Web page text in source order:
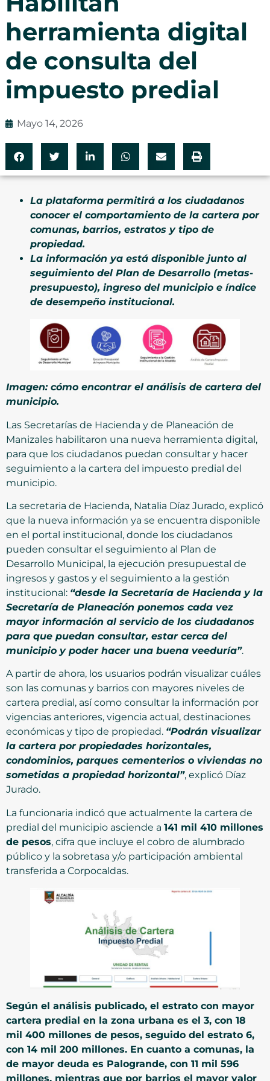
herramienta digital
de consulta del
impuesto predial
Mayo 14, 2026
La plataforma permitirá a los ciudadanos
conocer el comportamiento de la cartera por
comunas, barrios, estratos y tipo de
propiedad.
La información ya está disponible junto al
seguimiento del Plan de Desarrollo (metas-
presupuesto), ingreso del municipio e índice
de desempeño institucional.
Imagen: cómo encontrar el análisis de cartera del
municipio.
Las Secretarías de Hacienda y de Planeación de
Manizales habilitaron una nueva herramienta digital,
para que los ciudadanos puedan consultar y hacer
seguimiento a la cartera del impuesto predial del
municipio.
La secretaria de Hacienda, Natalia Díaz Jurado, explicó
que la nueva información ya se encuentra disponible
en el portal institucional, donde los ciudadanos
pueden consultar el seguimiento al Plan de
Desarrollo Municipal, la ejecución presupuestal de
ingresos y gastos y el seguimiento a la gestión
institucional: “desde la Secretaría de Hacienda y la
Secretaría de Planeación ponemos cada vez
mayor información al servicio de los ciudadanos
para que puedan consultar, estar cerca del
municipio y poder hacer una buena veeduría”.
A partir de ahora, los usuarios podrán visualizar cuáles
son las comunas y barrios con mayores niveles de
cartera predial, así como consultar la información por
vigencias anteriores, vigencia actual, destinaciones
económicas y tipo de propiedad. “Podrán visualizar
la cartera por propiedades horizontales,
condominios, parques cementerios o viviendas no
sometidas a propiedad horizontal”, explicó Díaz
Jurado.
La funcionaria indicó que actualmente la cartera de
predial del municipio asciende a 141 mil 410 millones
de pesos, cifra que incluye el cobro de alumbrado
público y la sobretasa y/o participación ambiental
transferida a Corpocaldas.
Según el análisis publicado, el estrato con mayor
cartera predial en la zona urbana es el 3, con 18
mil 400 millones de pesos, seguido del estrato 6,
con 14 mil 200 millones. En cuanto a comunas, la
de mayor deuda es Palogrande, con 11 mil 596
millones, mientras que por barrios el mayor valor